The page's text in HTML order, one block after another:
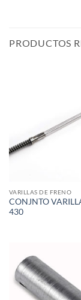
PRODUCTOS
VARILLAS DE FRENO
CONJNTO
430